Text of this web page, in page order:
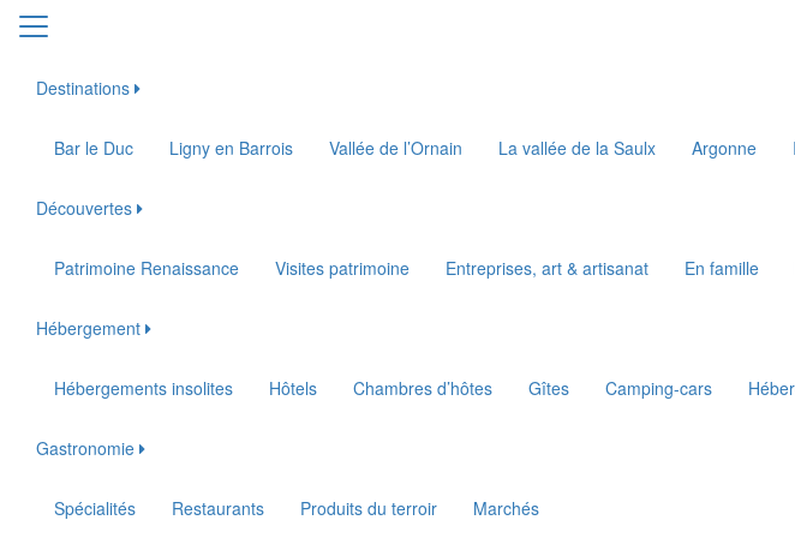
Destinations
Bar le Duc Ligny en Barrois Vallée de l’Ornain La vallée de la Saulx Argonne
Découvertes
Patrimoine Renaissance Visites patrimoine Entreprises, art & artisanat En famille
Hébergement
Hébergements insolites Hôtels Chambres d’hôtes Gîtes Camping-cars
Gastronomie
Spécialités Restaurants Produits du terroir Marchés